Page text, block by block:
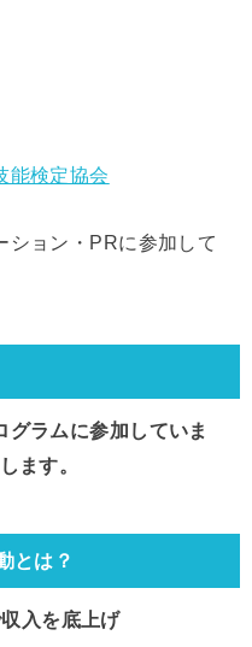
能検定協会
ョン・PRに参加して
グラムに参加していま
ます。
とは？
収入を底上げ